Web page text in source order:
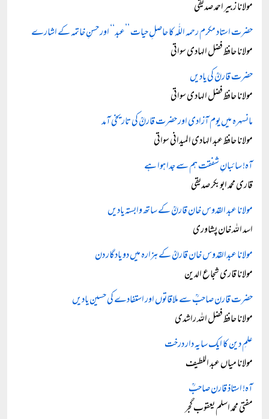
مولانا زبیر احمد صدیقی
حضرت استاد مکرم رحمہ اللّٰہ کا حاصلِ حیات ’’عبد‘‘ اور حسنِ خاتمہ کے اشارے
مولانا حافظ فضل الہادی سواتی
حضرت قارنؒ کی یادیں
مولانا حافظ فضل الہادی سواتی
مانسہرہ میں یوم آزادی اور حضرت قارنؒ کی تاریخی آمد
مولانا حافظ عبد الہادی المیدانی سواتی
آہ! سائبانِ شفقت ہم سے جدا ہوا ہے
قاری محمد ابوبکر صدیقی
مولانا عبد القدوس خان قارنؒ کے ساتھ وابستہ یادیں
اسد اللہ خان پشاوری
مولانا عبدالقدوس خان قارنؒ کے ہزارہ میں دو یادگار دن
مولانا قاری شجاع الدین
حضرت قارن صاحبؒ سے ملاقاتوں اور استفادے کی حسین یادیں
مولانا حافظ فضل اللہ راشدی
علمِ دین کا ایک سایہ دار درخت
مولانا میاں عبد اللطیف
آہ! استاذ قارن صاحبؒ
مفتی محمد اسلم یعقوب گجر